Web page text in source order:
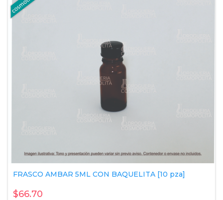
FRASCO AMBAR 5ML CON BAQUELITA [10 pza]
$66.70